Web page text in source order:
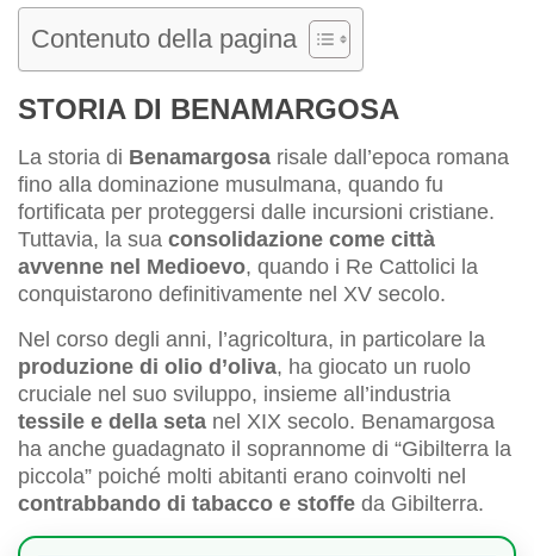
Contenuto della pagina
STORIA DI BENAMARGOSA
La storia di Benamargosa risale dall’epoca romana
fino alla dominazione musulmana, quando fu
fortificata per proteggersi dalle incursioni cristiane.
Tuttavia, la sua consolidazione come città
avvenne nel Medioevo, quando i Re Cattolici la
conquistarono definitivamente nel XV secolo.
Nel corso degli anni, l’agricoltura, in particolare la
produzione di olio d’oliva, ha giocato un ruolo
cruciale nel suo sviluppo, insieme all’industria
tessile e della seta nel XIX secolo. Benamargosa
ha anche guadagnato il soprannome di “Gibilterra la
piccola” poiché molti abitanti erano coinvolti nel
contrabbando di tabacco e stoffe da Gibilterra.